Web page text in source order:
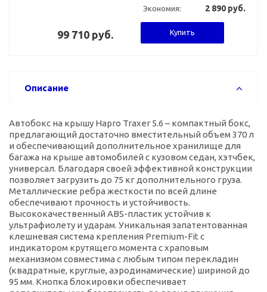
Экономия: 2 890 руб.
99 710 руб. Купить
Описание
Автобокс на крышу Hapro Traxer 5.6 – компактный бокс,
предлагающий достаточно вместительный объем 370 л
и обеспечивающий дополнительное хранилище для
багажа на крыше автомобилей с кузовом седан, хэтчбек,
универсал. Благодаря своей эффективной конструкции
позволяет загрузить до 75 кг дополнительного груза.
Металлические ребра жесткости по всей длине
обеспечивают прочность и устойчивость.
Высококачественный ABS-пластик устойчив к
ультрафиолету и ударам. Уникальная запатентованная
клешневая система крепления Premium-Fit с
индикатором крутящего момента с храповым
механизмом совместима с любым типом перекладин
(квадратные, круглые, аэродинамические) шириной до
95 мм. Кнопка блокировки обеспечивает